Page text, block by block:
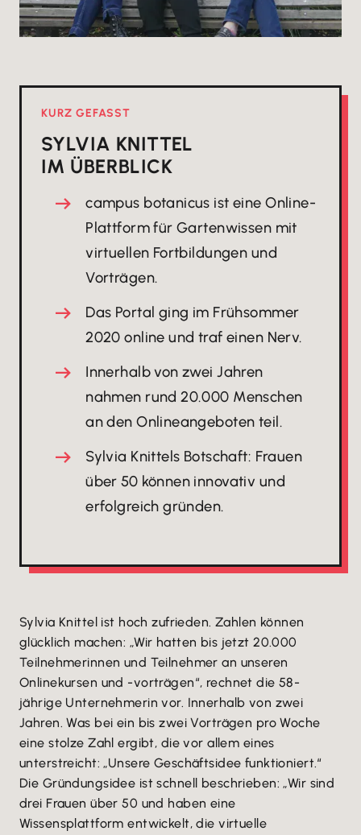
KURZ GEFASST
SYLVIA KNITTEL
IM ÜBERBLICK
campus botanicus ist eine Online-
Plattform für Gartenwissen mit
virtuellen Fortbildungen und
Vorträgen.
Das Portal ging im Frühsommer
2020 online und traf einen Nerv.
Innerhalb von zwei Jahren
nahmen rund 20.000 Menschen
an den Onlineangeboten teil.
Sylvia Knittels Botschaft: Frauen
über 50 können innovativ und
erfolgreich gründen.
Sylvia Knittel ist hoch zufrieden. Zahlen können
glücklich machen: „Wir hatten bis jetzt 20.000
Teilnehmerinnen und Teilnehmer an unseren
Onlinekursen und -vorträgen“, rechnet die 58-
jährige Unternehmerin vor. Innerhalb von zwei
Jahren. Was bei ein bis zwei Vorträgen pro Woche
eine stolze Zahl ergibt, die vor allem eines
unterstreicht: „Unsere Geschäftsidee funktioniert.“
Die Gründungsidee ist schnell beschrieben: „Wir sind
drei Frauen über 50 und haben eine
Wissensplattform entwickelt, die virtuelle